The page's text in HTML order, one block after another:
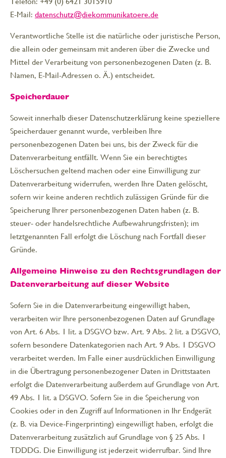
E-Mail: datenschutz@diekommunikatoere.de
Verantwortliche Stelle ist die natürliche oder juristische Person,
die allein oder gemeinsam mit anderen über die Zwecke und
Mittel der Verarbeitung von personenbezogenen Daten (z. B.
Namen, E-Mail-Adressen o. Ä.) entscheidet.
Speicherdauer
Soweit innerhalb dieser Datenschutzerklärung keine speziellere
Speicherdauer genannt wurde, verbleiben Ihre
personenbezogenen Daten bei uns, bis der Zweck für die
Datenverarbeitung entfällt. Wenn Sie ein berechtigtes
Löschersuchen geltend machen oder eine Einwilligung zur
Datenverarbeitung widerrufen, werden Ihre Daten gelöscht,
sofern wir keine anderen rechtlich zulässigen Gründe für die
Speicherung Ihrer personenbezogenen Daten haben (z. B.
steuer- oder handelsrechtliche Aufbewahrungsfristen); im
letztgenannten Fall erfolgt die Löschung nach Fortfall dieser
Gründe.
Allgemeine Hinweise zu den Rechtsgrundlagen der
Datenverarbeitung auf dieser Website
Sofern Sie in die Datenverarbeitung eingewilligt haben,
verarbeiten wir Ihre personenbezogenen Daten auf Grundlage
von Art. 6 Abs. 1 lit. a DSGVO bzw. Art. 9 Abs. 2 lit. a DSGVO,
sofern besondere Datenkategorien nach Art. 9 Abs. 1 DSGVO
verarbeitet werden. Im Falle einer ausdrücklichen Einwilligung
in die Übertragung personenbezogener Daten in Drittstaaten
erfolgt die Datenverarbeitung außerdem auf Grundlage von Art.
49 Abs. 1 lit. a DSGVO. Sofern Sie in die Speicherung von
Cookies oder in den Zugriff auf Informationen in Ihr Endgerät
(z. B. via Device-Fingerprinting) eingewilligt haben, erfolgt die
Datenverarbeitung zusätzlich auf Grundlage von § 25 Abs. 1
TDDDG. Die Einwilligung ist jederzeit widerrufbar. Sind Ihre